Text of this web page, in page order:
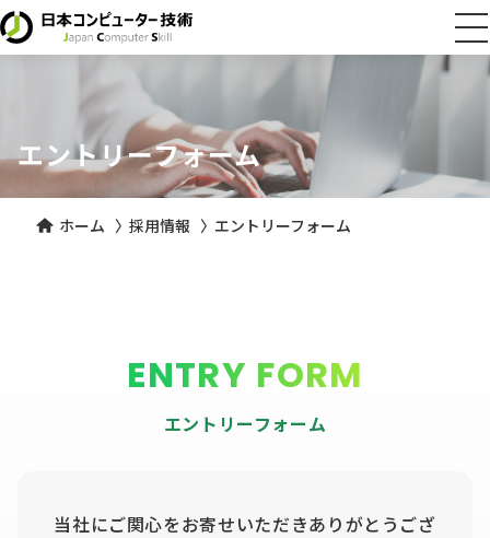
エントリーフォーム
ホーム 〉採用情報 〉 エントリーフォーム
ENTRY FORM
エントリーフォーム
当社にご関心をお寄せいただきありがとうござ